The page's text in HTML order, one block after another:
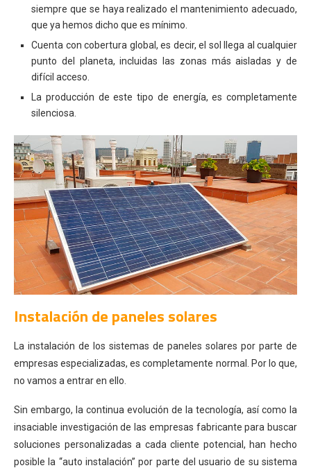
siempre que se haya realizado el mantenimiento adecuado,
que ya hemos dicho que es mínimo.
Cuenta con cobertura global, es decir, el sol llega al cualquier
punto del planeta, incluidas las zonas más aisladas y de
difícil acceso.
La producción de este tipo de energía, es completamente
silenciosa.
Instalación de paneles solares
La instalación de los sistemas de paneles solares por parte de
empresas especializadas, es completamente normal. Por lo que,
no vamos a entrar en ello.
Sin embargo, la continua evolución de la tecnología, así como la
insaciable investigación de las empresas fabricante para buscar
soluciones personalizadas a cada cliente potencial, han hecho
posible la “auto instalación” por parte del usuario de su sistema